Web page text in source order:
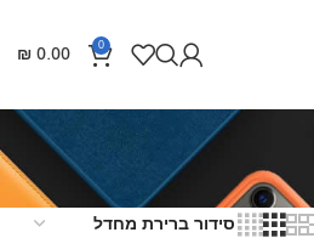
0
₪ 0.00